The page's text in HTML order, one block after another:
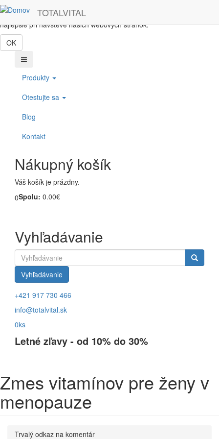
Skočiť na hlavný obsah
Táto webová lokalita používa cookies, ktoré nám pomôžu získať to
najlepšie pri návšteve našich webových stránok.
OK
TOTALVITAL
Produkty
Otestujte sa
Blog
Kontakt
Nákupný košík
Váš košík je prázdny.
0Spolu: 0.00€
Vyhľadávanie
Vyhľadávanie
+421 917 730 466
info@totalvital.sk
0ks
Letné zľavy - od 10% do 30%
Zmes vitamínov pre ženy v
menopauze
Trvalý odkaz na komentár